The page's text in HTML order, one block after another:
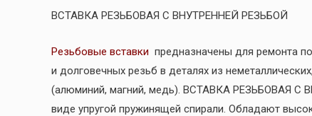
ВСТАВКА РЕЗЬБОВАЯ С ВНУТРЕННЕЙ РЕЗЬБОЙ
Резьбовые вставки предназначены для ремонта
и долговечных резьб в деталях из
(алюминий, магний, медь). ВСТАВКА РЕЗЬБОВАЯ С
виде упругой пружинящей спирали. Обладают